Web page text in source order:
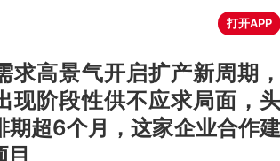
打开APP
求高景气开启扩产新周期，
现阶段性供不应求局面，头
期超6个月，这家企业合作建